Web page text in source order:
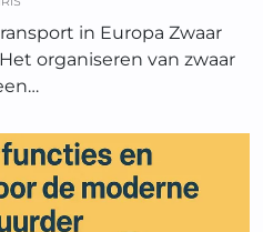
in Europa Zwaar
organiseren van zwaar